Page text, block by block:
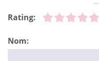
Rating:
Nom: